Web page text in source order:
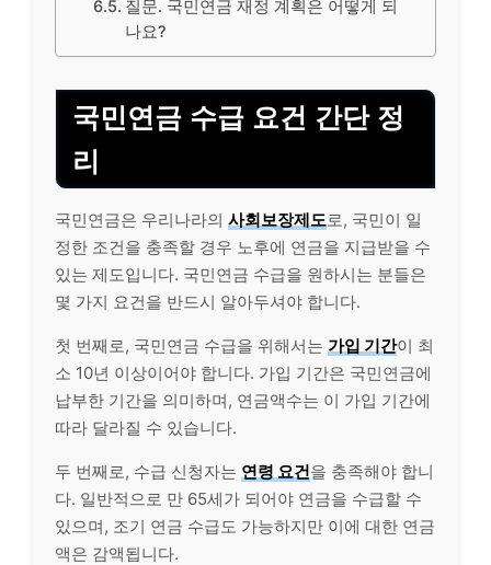
질문. 국민연금 재정 계획은 어떻게 되
나요?
국민연금 수급 요건 간단 정
리
국민연금은 우리나라의 사회보장제도로, 국민이 일
정한 조건을 충족할 경우 노후에 연금을 지급받을 수
있는 제도입니다. 국민연금 수급을 원하시는 분들은
몇 가지 요건을 반드시 알아두셔야 합니다.
첫 번째로, 국민연금 수급을 위해서는 가입 기간이 최
소 10년 이상이어야 합니다. 가입 기간은 국민연금에
납부한 기간을 의미하며, 연금액수는 이 가입 기간에
따라 달라질 수 있습니다.
두 번째로, 수급 신청자는 연령 요건을 충족해야 합니
다. 일반적으로 만 65세가 되어야 연금을 수급할 수
있으며, 조기 연금 수급도 가능하지만 이에 대한 연금
액은 감액됩니다.